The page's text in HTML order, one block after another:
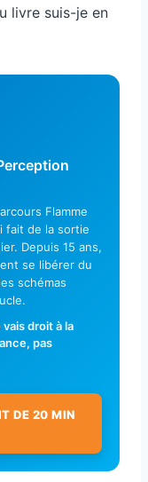
livre suis-je en
Flamme
fait de la sortie
Depuis 15 ans,
se libérer du
schémas
vais droit à la
pas
DE 20 MIN